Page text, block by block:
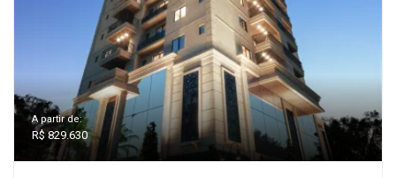
A partir de:
R$ 829.630